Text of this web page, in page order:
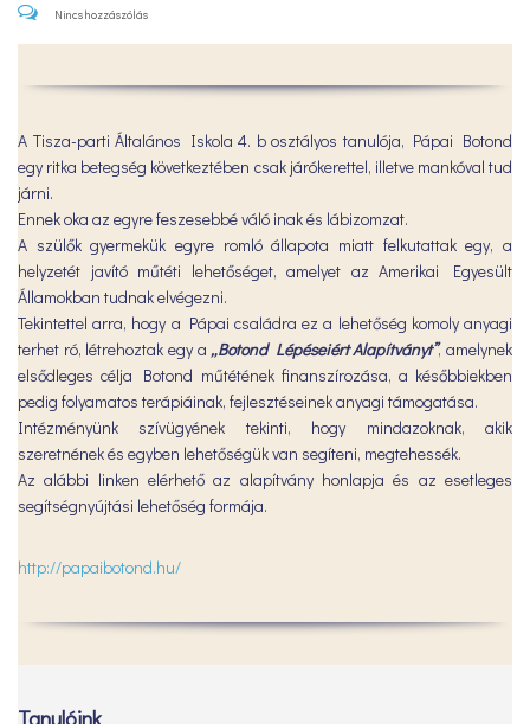
Nincs hozzászólás
A Tisza-parti Általános Iskola 4. b osztályos tanulója, Pápai Botond
egy ritka betegség következtében csak járókerettel, illetve mankóval tud
járni.
Ennek oka az egyre feszesebbé váló inak és lábizomzat.
A szülők gyermekük egyre romló állapota miatt felkutattak egy, a
helyzetét javító műtéti lehetőséget, amelyet az Amerikai Egyesült
Államokban tudnak elvégezni.
Tekintettel arra, hogy a Pápai családra ez a lehetőség komoly anyagi
terhet ró, létrehoztak egy a „Botond Lépéseiért Alapítványt”, amelynek
elsődleges célja Botond műtétének finanszírozása, a későbbiekben
pedig folyamatos terápiáinak, fejlesztéseinek anyagi támogatása.
Intézményünk szívügyének tekinti, hogy mindazoknak, akik
szeretnének és egyben lehetőségük van segíteni, megtehessék.
Az alábbi linken elérhető az alapítvány honlapja és az esetleges
segítségnyújtási lehetőség formája.
http://papaibotond.hu/
Tanulóink